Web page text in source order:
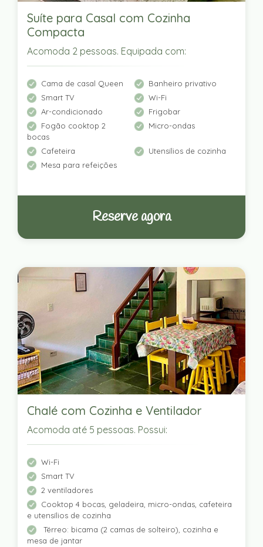
Suíte para Casal com Cozinha
Compacta
Acomoda 2 pessoas. Equipada com:
Cama de casal Queen
Banheiro privativo
Smart TV
Wi-Fi
Ar-condicionado
Frigobar
Fogão cooktop 2
bocas
Micro-ondas
Cafeteira
Utensílios de cozinha
Mesa para refeições
Reserve agora
Chalé com Cozinha e Ventilador
Acomoda até 5 pessoas. Possui:
Wi-Fi
Smart TV
2 ventiladores
Cooktop 4 bocas, geladeira, micro-ondas, cafeteira
e utensílios de cozinha
Térreo: bicama (2 camas de solteiro), cozinha e
mesa de jantar